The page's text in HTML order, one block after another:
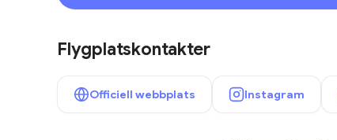
Flygplatskontakter
Officiell webbplats Instagram